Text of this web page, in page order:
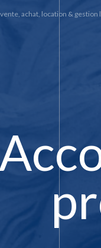
achat, location &